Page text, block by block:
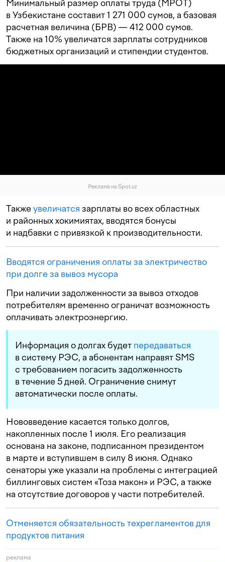
Минимальный размер оплаты труда (МРОТ)
в Узбекистане составит 1 271 000 сумов, а базовая
расчетная величина (БРВ) — 412 000 сумов.
Также на 10% увеличатся зарплаты сотрудников
бюджетных организаций и стипендии студентов.
Реклама на Spot.uz
Такжеувеличатся зарплаты во всех областных
и районных хокимиятах, вводятся бонусы
и надбавки с привязкой к производительности.
Вводятся ограничения оплаты за электричество
при долге за вывоз мусора
При наличии задолженности за вывоз отходов
потребителям временно ограничат возможность
оплачивать электроэнергию.
Информация о долгах будет передаваться
в систему РЭС, а абонентам направят SMS
с требованием погасить задолженность
в течение 5 дней. Ограничение снимут
автоматически после оплаты.
Нововведение касается только долгов,
накопленных после 1 июля. Его реализация
основана на законе, подписанном президентом
в марте и вступившем в силу 8 июня. Однако
сенаторы уже указали на проблемы с интеграцией
биллинговых систем «Тоза макон» и РЭС, а также
на отсутствие договоров у части потребителей.
Отменяется обязательность техрегламентов для
продуктов питания
реклама